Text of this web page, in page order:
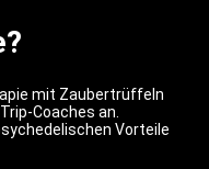
mit Zaubertrüffeln
Coaches an.
Vorteile